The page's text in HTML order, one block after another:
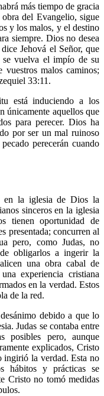
más tiempo de gracia
del Evangelio, sigue
y los malos, y el destino
siempre. Dios no desea
Jehová el Señor, que
vuelva el impío de su
malos caminos;
33:11.
está induciendo a los
únicamente aquellos que
para perecer. Dios ha
por ser un mal ruinoso
perecerán cuando
en la iglesia de Dios la
sinceros en la iglesia
tienen oportunidad de
presentada; concurren al
pero, como Judas, no
obligarlos a ingerir la
una obra cabal de
experiencia cristiana
en la verdad. Estos
de la red.
debido a que lo
Judas se contaba entre
posibles pero, aunque
explicados, Cristo
ingirió la verdad. Esta no
hábitos y prácticas se
Cristo no tomó medidas